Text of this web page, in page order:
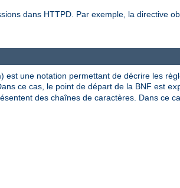
dans HTTPD. Par exemple, la directive
est une notation permettant de décrire les
ce cas, le point de départ de la BNF est
des chaînes de caractères. Dans ce